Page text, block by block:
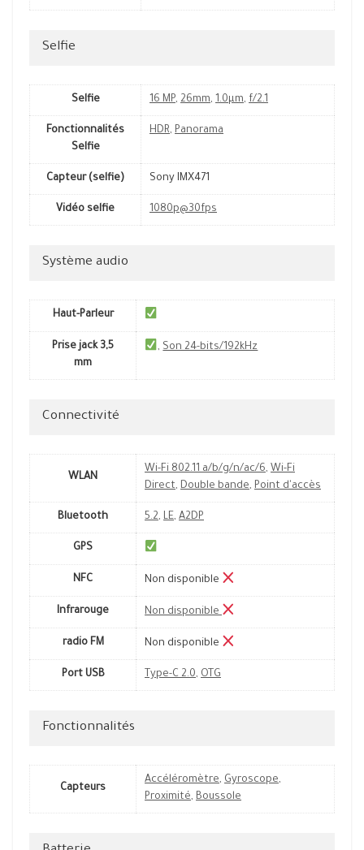
Selfie
Selfie 16 MP, 26mm, 1.0µm, f/2.1
Fonctionnalités
Selfie
HDR, Panorama
Capteur (selfie) Sony IMX471
Vidéo selfie 1080p@30fps
Système audio
Haut-Parleur
Prise jack 3,5
mm
,Son 24-bits/192kHz
Connectivité
WLAN
Wi-Fi 802.11 a/b/g/n/ac/6, Wi-Fi
Direct, Double bande, Point d'accès
Bluetooth 5.2, LE, A2DP
GPS
NFC Non disponible
Infrarouge Non disponible
radio FM Non disponible
Port USB Type-C 2.0, OTG
Fonctionnalités
Capteurs
Accéléromètre, Gyroscope,
Proximité, Boussole